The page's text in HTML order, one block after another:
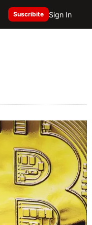
Suscribite Sign In